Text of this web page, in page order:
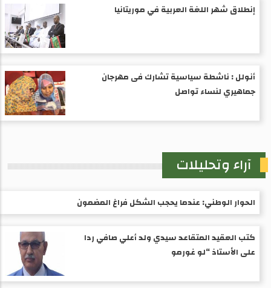
إنطلاق شهر اللغة العربية في موريتانيا
أنولل : ناشطة سياسية تشارك فى مهرجان
جماهيري لنساء تواصل
آراء وتحليلات
الحوار الوطني: عندما يحجب الشكل فراغ المضمون
كتب العقيد المتقاعد سيدي ولد أعلي صافي ردا
على الأستاذ “لو غورمو